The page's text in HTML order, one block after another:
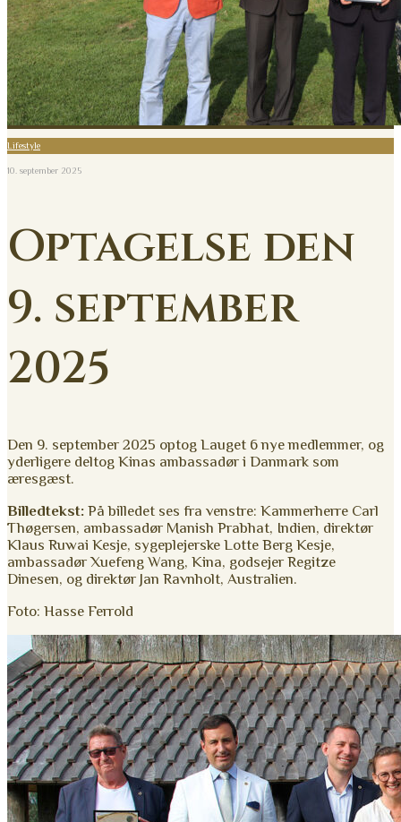
Lifestyle
10. september 2025
Optagelse den
9. september
2025
Den 9. september 2025 optog Lauget 6 nye medlemmer, og
yderligere deltog Kinas ambassadør i Danmark som
æresgæst.
Billedtekst: På billedet ses fra venstre: Kammerherre Carl
Thøgersen, ambassadør Manish Prabhat, Indien, direktør
Klaus Ruwai Kesje, sygeplejerske Lotte Berg Kesje,
ambassadør Xuefeng Wang, Kina, godsejer Regitze
Dinesen, og direktør Jan Ravnholt, Australien.
Foto: Hasse Ferrold